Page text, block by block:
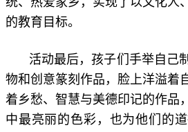
的教育目标。
活动最后，孩子们手举自己
物和创意篆刻作品，脸上洋溢着
着乡愁、智慧与美德印记的作品
中最亮丽的色彩，也为他们的